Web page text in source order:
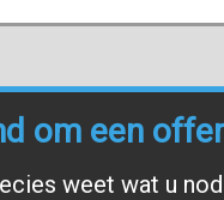
om een
weet wat u